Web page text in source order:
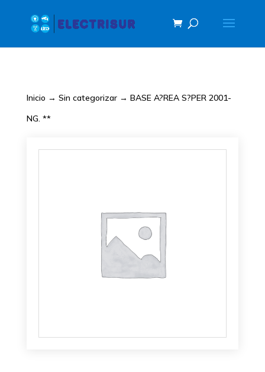
Inicio → Sin categorizar→ BASE A?REA S?PER 2001-
NG. **